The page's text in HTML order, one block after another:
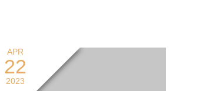
APR
22
2023